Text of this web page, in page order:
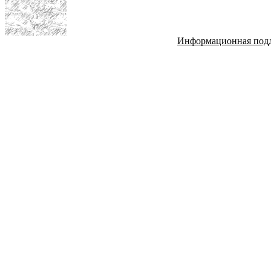
Информационная